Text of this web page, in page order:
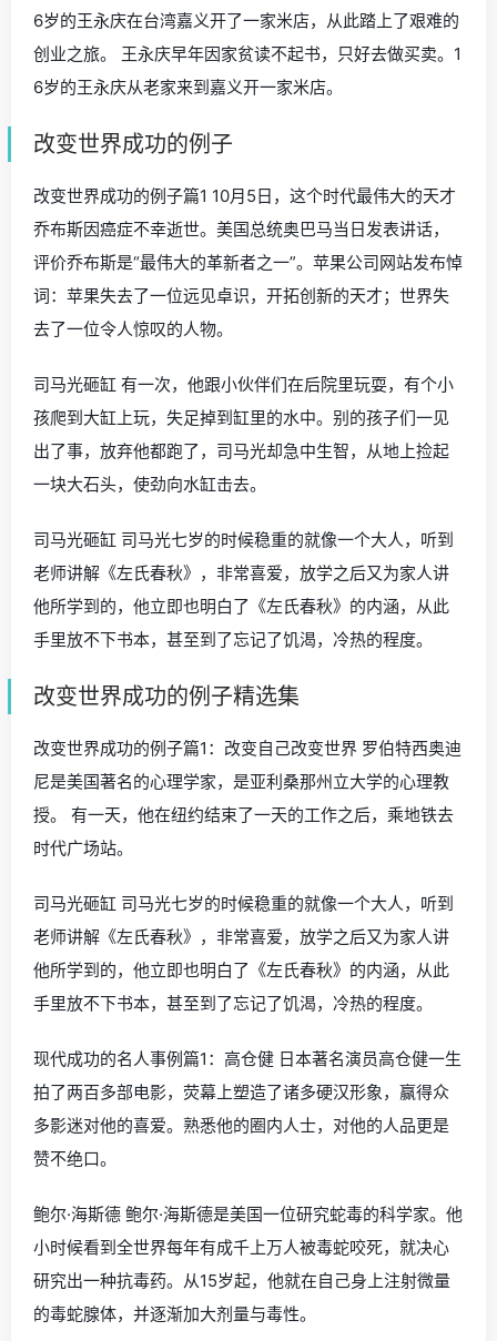
6岁的王永庆在台湾嘉义开了一家米店，从此踏上了艰难的
创业之旅。 王永庆早年因家贫读不起书，只好去做买卖。1
6岁的王永庆从老家来到嘉义开一家米店。
改变世界成功的例子
改变世界成功的例子篇1 10月5日，这个时代最伟大的天才
乔布斯因癌症不幸逝世。美国总统奥巴马当日发表讲话，
评价乔布斯是“最伟大的革新者之一”。苹果公司网站发布悼
词：苹果失去了一位远见卓识，开拓创新的天才；世界失
去了一位令人惊叹的人物。
司马光砸缸 有一次，他跟小伙伴们在后院里玩耍，有个小
孩爬到大缸上玩，失足掉到缸里的水中。别的孩子们一见
出了事，放弃他都跑了，司马光却急中生智，从地上捡起
一块大石头，使劲向水缸击去。
司马光砸缸 司马光七岁的时候稳重的就像一个大人，听到
老师讲解《左氏春秋》，非常喜爱，放学之后又为家人讲
他所学到的，他立即也明白了《左氏春秋》的内涵，从此
手里放不下书本，甚至到了忘记了饥渴，冷热的程度。
改变世界成功的例子精选集
改变世界成功的例子篇1：改变自己改变世界 罗伯特西奥迪
尼是美国著名的心理学家，是亚利桑那州立大学的心理教
授。 有一天，他在纽约结束了一天的工作之后，乘地铁去
时代广场站。
司马光砸缸 司马光七岁的时候稳重的就像一个大人，听到
老师讲解《左氏春秋》，非常喜爱，放学之后又为家人讲
他所学到的，他立即也明白了《左氏春秋》的内涵，从此
手里放不下书本，甚至到了忘记了饥渴，冷热的程度。
现代成功的名人事例篇1：高仓健 日本著名演员高仓健一生
拍了两百多部电影，荧幕上塑造了诸多硬汉形象，赢得众
多影迷对他的喜爱。熟悉他的圈内人士，对他的人品更是
赞不绝口。
鲍尔·海斯德 鲍尔·海斯德是美国一位研究蛇毒的科学家。他
小时候看到全世界每年有成千上万人被毒蛇咬死，就决心
研究出一种抗毒药。从15岁起，他就在自己身上注射微量
的毒蛇腺体，并逐渐加大剂量与毒性。